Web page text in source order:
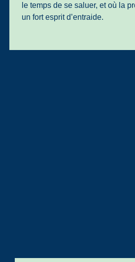
le temps de se saluer, et où la
un fort esprit d’entraide.